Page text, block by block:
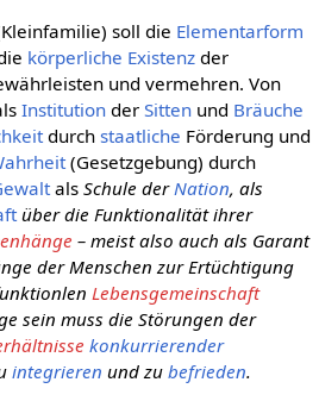
soll die Elementarform
körperliche Existenzder
und vermehren. Von
Institutionder Sittenund Bräuche
durch staatliche Förderung und
(Gesetzgebung) durch
als Schule der Nation, als
über die Funktionalität ihrer
– meist also auch als Garant
der Menschen zur Ertüchtigung
Lebensgemeinschaft
sein muss die Störungen der
konkurrierender
integrieren und zu befrieden.